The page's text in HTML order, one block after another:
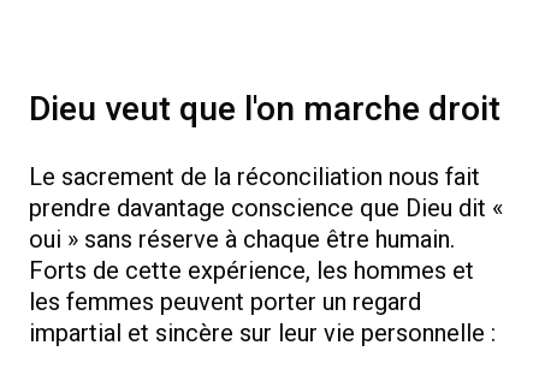
Dieu veut que l'on marche droit
Le sacrement de la réconciliation nous fait
prendre davantage conscience que Dieu dit «
oui » sans réserve à chaque être humain.
Forts de cette expérience, les hommes et
les femmes peuvent porter un regard
impartial et sincère sur leur vie personnelle :